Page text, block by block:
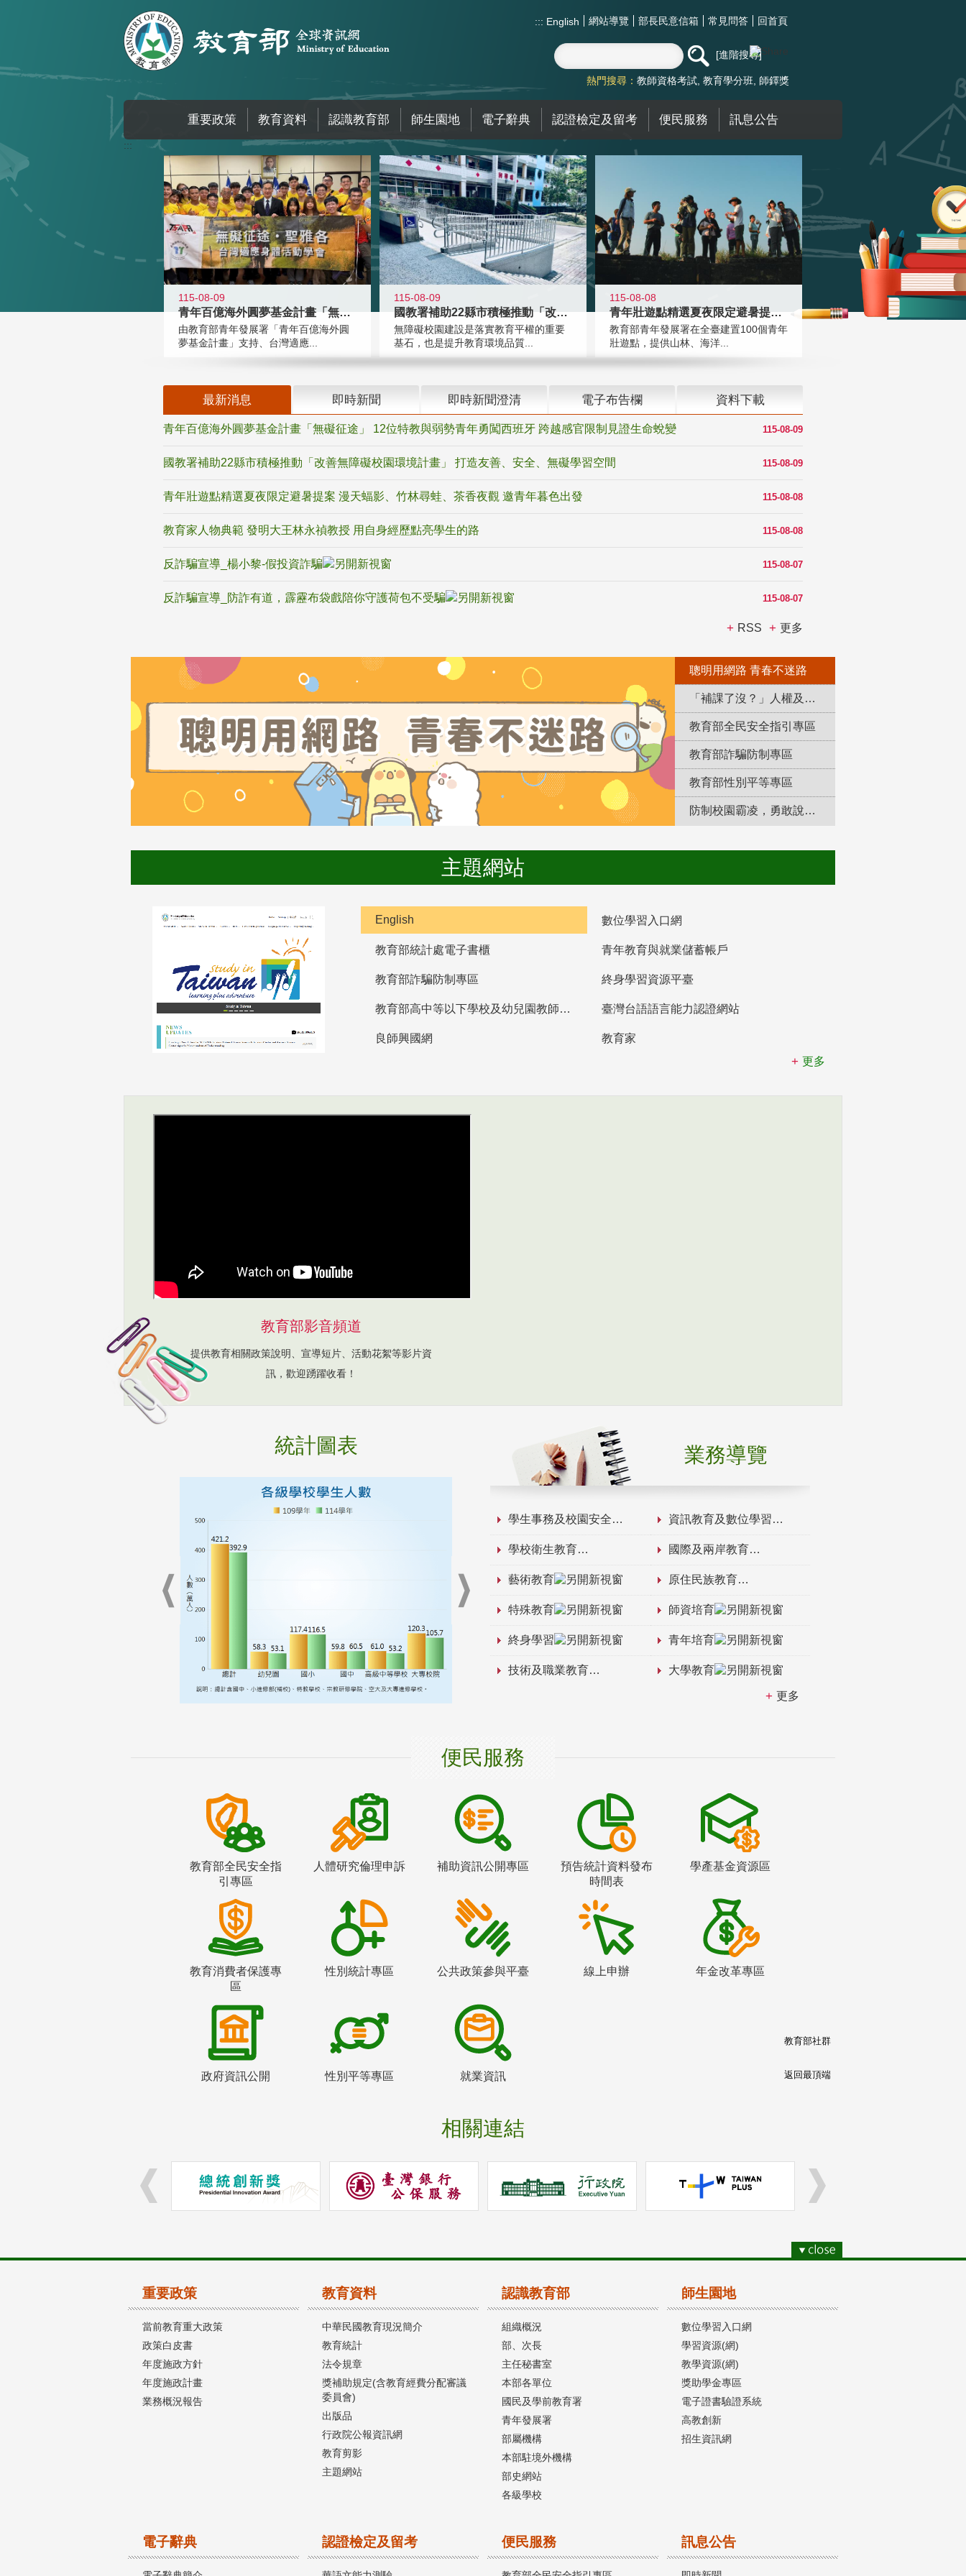
::: English 網站導覽 部長民意信箱 常見問答 回首頁
進階搜尋
熱門搜尋： 教師資格考試 教育學分班 師鐸獎
重要政策 教育資料 認識教育部 師生園地 電子辭典 認證檢定及留考 便民服務 訊息公告
:::
115-08-09
青年百億海外圓夢基金計畫「無礙征途
由教育部青年發展署「青年百億海外圓
夢基金計畫」支持、台灣適應...
115-08-09
國教署補助22縣市積極推動「改善無
無障礙校園建設是落實教育平權的重要
基石，也是提升教育環境品質...
115-08-08
青年壯遊點精選夏夜限定避暑提案 漫
教育部青年發展署在全臺建置100個青年
壯遊點，提供山林、海洋...
最新消息 即時新聞 即時新聞澄清 電子布告欄 資料下載
115-08-09
青年百億海外圓夢基金計畫「無礙征途」 12位特教與弱勢青年勇闖西班牙 跨越感官限制見證生命蛻變
115-08-09
國教署補助22縣市積極推動「改善無障礙校園環境計畫」 打造友善、安全、無礙學習空間
115-08-08
青年壯遊點精選夏夜限定避暑提案 漫天蝠影、竹林尋蛙、茶香夜觀 邀青年暮色出發
115-08-08
教育家人物典範 發明大王林永禎教授 用自身經歷點亮學生的路
115-08-07
反詐騙宣導_楊小黎-假投資詐騙
115-08-07
反詐騙宣導_防詐有道，霹靂布袋戲陪你守護荷包不受騙
RSS 更多
聰明用網路 青春不迷路
「補課了沒？」人權及轉型正義教育專區
教育部全民安全指引專區
教育部詐騙防制專區
教育部性別平等專區
防制校園霸凌，勇敢說出來！
主題網站
English 數位學習入口網
教育部統計處電子書櫃 青年教育與就業儲蓄帳戶
教育部詐騙防制專區 終身學習資源平臺
教育部高中等以下學校及幼兒園教師資格檢定考試 臺灣台語語言能力認證網站
良師興國網
教育家
更多
教育部影音頻道
提供教育相關政策說明、宣導短片、活動花絮等影片資
訊，歡迎踴躍收看！
統計圖表 業務導覽
學生事務及校園安全 資訊教育及數位學習
學校衛生教育 國際及兩岸教育
藝術教育 原住民族教育
特殊教育 師資培育
終身學習 青年培育
技術及職業教育 大學教育
更多
便民服務
教育部全民安全指
引專區
人體研究倫理申訴 補助資訊公開專區
預告統計資料發布
時間表
學產基金資源區
教育消費者保護專
區
性別統計專區 公共政策參與平臺 線上申辦 年金改革專區
政府資訊公開 性別平等專區 就業資訊
相關連結
教育部社群
返回最頂端
重要政策
當前教育重大政策
政策白皮書
年度施政方針
年度施政計畫
業務概況報告
教育資料
中華民國教育現況簡介
教育統計
法令規章
獎補助規定(含教育經費分配審議
委員會)
出版品
行政院公報資訊網
教育剪影
主題網站
認識教育部
組織概況
部、次長
主任秘書室
本部各單位
國民及學前教育署
青年發展署
部屬機構
本部駐境外機構
部史網站
各級學校
師生園地
數位學習入口網
學習資源(網)
教學資源(網)
獎助學金專區
電子證書驗證系統
高教創新
招生資訊網
電子辭典 認證檢定及留考 便民服務 訊息公告